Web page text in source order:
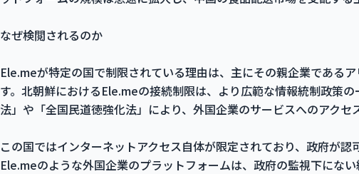
なぜ検閲されるのか
Ele.meが特定の国で制限されている理由は、主にその親企業である
す。北朝鮮におけるEle.meの接続制限は、より広範な情報統制政策
法」や「全国民道徳強化法」により、外国企業のサービスへのアクセ
この国ではインターネットアクセス自体が限定されており、政府が認
Ele.meのような外国企業のプラットフォームは、政府の監視下にな